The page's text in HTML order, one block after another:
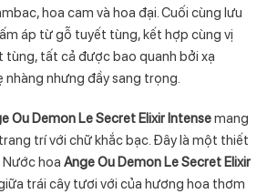
hoa cam và hoa đại. Cuối cùng lưu
áp từ gỗ tuyết tùng, kết hợp cùng vị
tùng, tất cả được bao quanh bởi xạ
nhưng đầy sang trọng.
Ou Demon Le Secret Elixir Intensemang
trí với chữ khắc bạc. Đây là một thiết
Nước hoa Ange Ou Demon Le Secret Elixir
trái cây tươi với của hương hoa thơm